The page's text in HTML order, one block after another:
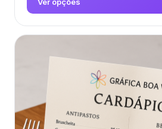
Este
produto
As
opções